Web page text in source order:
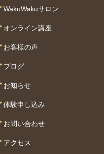
WakuWakuサロン
オンライン講座
お客様の声
ブログ
お知らせ
体験申し込み
お問い合わせ
アクセス